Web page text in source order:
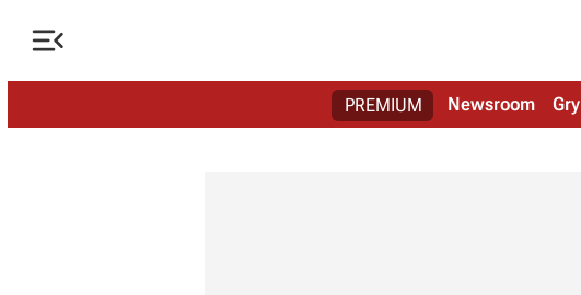

PREMIUM Newsroom Gry